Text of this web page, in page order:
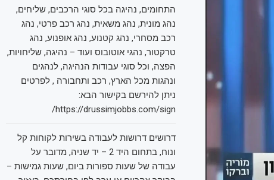
התחומים, נהיגה בכל סוגי הרכבים, שליחים,
נהג מונית, נהג משאית, נהג רכב פרטי, נהג
רכב מסחרי, נהג קטנוע, נהג אופנוע, נהג
טרקטור, נהגי אוטובוס ועוד – נהיגה, שליחויות,
הפצה, וכל סוגי עבודות הנהיגה, לנהגים
ונהגות מכל הארץ, רכב ותחבורה , לפרטים
ניתן להירשם בקישור הבא:
https://drussimjobbs.com/sign/
דרושים דרושות לעבודה בשירות לקוחות קל
ונוח, בתחום היד 2 – יד שניה, מדובר על
עבודה של שעות ספורות ביום, שעות גמישות –